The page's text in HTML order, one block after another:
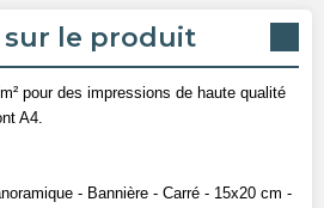
le produit
pour des impressions de haute qualité
A4.
- Bannière - Carré - 15x20 cm -